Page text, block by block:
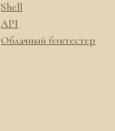
Shell
API
Облачный бэктестер